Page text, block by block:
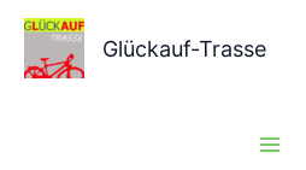
Zum
springen
Glückauf-Trasse